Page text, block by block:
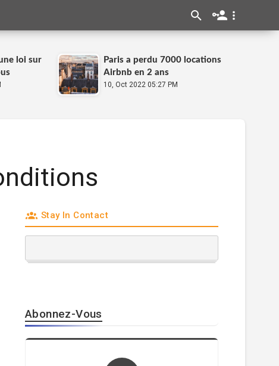
loi sur
Paris a perdu 7000 locations
Airbnb en 2 ans
10, Oct 2022 05:27 PM
Stay In Contact
Abonnez-Vous